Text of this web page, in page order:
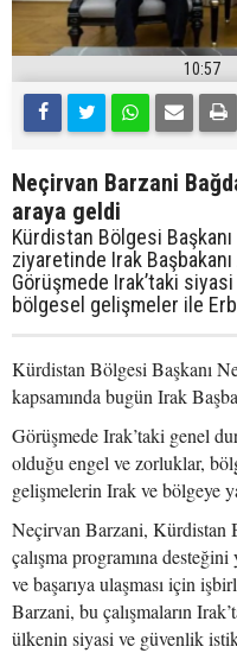
10:57
Neçirvan Barzani
araya geldi
Kürdistan Bölgesi
ziyaretinde Irak
Görüşmede Irak’taki
bölgesel gelişmeler ile
Kürdistan Bölgesi Başkanı
kapsamında bugün Irak
Görüşmede Irak’taki genel
olduğu engel ve zorluklar,
gelişmelerin Irak ve bölgeye
Neçirvan Barzani, Kürdistan
çalışma programına
ve başarıya ulaşması için
Barzani, bu çalışmaların
ülkenin siyasi ve güvenlik